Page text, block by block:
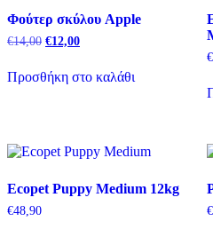
Φούτερ σκύλου Apple
€14,00 Original
was:
€14,00.
€12,00Η
είναι:
Προσθήκη στο καλάθι
€
Ecopet Puppy Medium 12kg
€48,90 €